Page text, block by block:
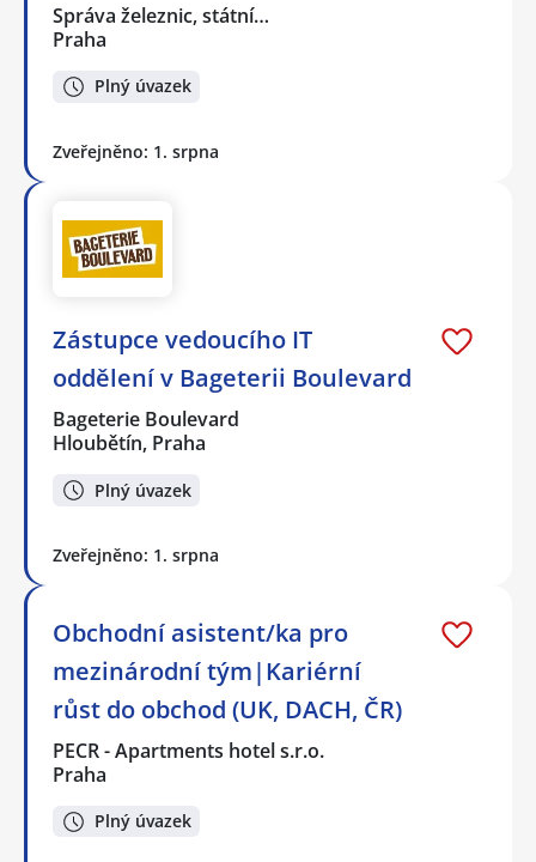
Správa železnic, státní…
Praha
Plný úvazek
Zveřejněno: 1. srpna
Zástupce vedoucího IT
oddělení v Bageterii Boulevard
Bageterie Boulevard
Hloubětín, Praha
Plný úvazek
Zveřejněno: 1. srpna
Obchodní asistent/ka pro
mezinárodní tým|Kariérní
růst do obchod (UK, DACH, ČR)
PECR - Apartments hotel s.r.o.
Praha
Plný úvazek